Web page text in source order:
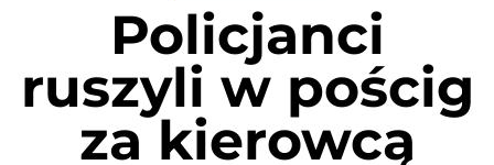
Policjanci
ruszyli w pościg
za kierowcą